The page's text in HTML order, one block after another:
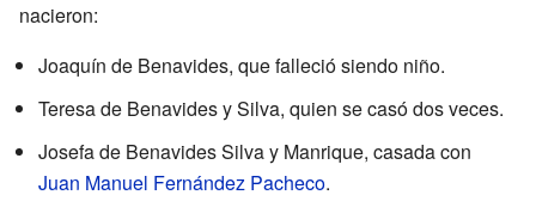
nacieron:
Joaquín de Benavides, que falleció siendo niño.
Teresa de Benavides y Silva, quien se casó dos veces.
Josefa de Benavides Silva y Manrique, casada con
Juan Manuel Fernández Pacheco.